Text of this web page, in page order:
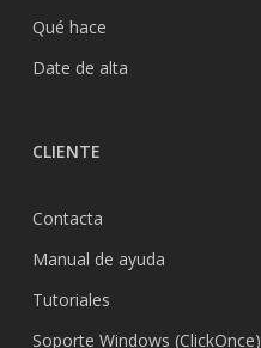
Qué hace
Date de alta
CLIENTE
Contacta
Manual de ayuda
Tutoriales
Soporte Windows (ClickOnce)